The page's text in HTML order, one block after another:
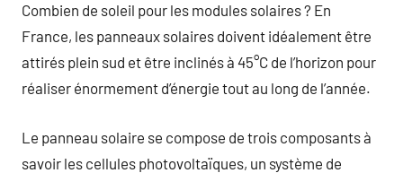
Combien de soleil pour les modules solaires ? En
France, les panneaux solaires doivent idéalement être
attirés plein sud et être inclinés à 45°C de l’horizon pour
réaliser énormement d’énergie tout au long de l’année.
Le panneau solaire se compose de trois composants à
savoir les cellules photovoltaïques, un système de